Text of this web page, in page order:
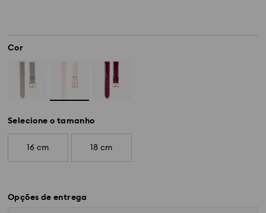
Cor
Selecione o tamanho
16 cm 18 cm
Opções de entrega